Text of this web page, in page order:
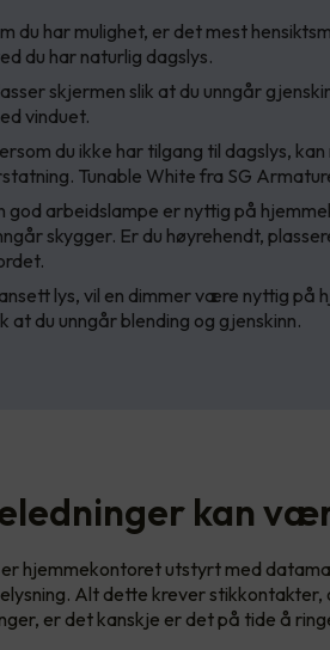
du har mulighet, er det mest
du har naturlig dagslys.
skjermen slik at du unngår
vinduet.
du ikke har tilgang til dagslys,
Tunable White fra SG
god arbeidslampe er nyttig på
skygger. Er du høyrehendt,
lys, vil en dimmer være nyttig på
at du unngår blending og gjenskinn.
kan
hjemmekontoret utstyrt med
Alt dette krever stikkontakter,
er det kanskje er det på tide å